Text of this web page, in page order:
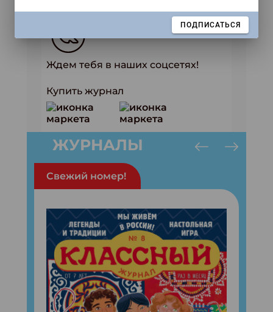
Ждем тебя в наших соцсетях!
Купить журнал
ЖУРНАЛЫ
Свежий номер!
ПОДПИСАТЬСЯ